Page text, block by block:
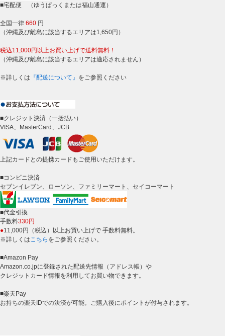
■宅配便 （ゆうぱっくまたは福山通運）
全国一律 660 円
（沖縄及び離島に該当するエリアは1,650円）
税込11,000円以上お買い上げで送料無料！
（沖縄及び離島に該当するエリアは適応されません）
※詳しくは 『配送について』 をご参照ください
■クレジット決済（一括払い）
VISA、MasterCard、JCB
上記カードとの提携カードもご使用いただけます。
■コンビニ決済
セブンイレブン、ローソン、ファミリーマート、セイコーマート
■代金引換
手数料330円
●11,000円（税込）以上お買い上げで 手数料無料。
※詳しくは こちら をご参照ください。
■Amazon Pay
Amazon.co.jpに登録された配送先情報（アドレス帳）や
クレジットカード情報を利用してお買い物できます。
■楽天Pay
お持ちの楽天IDでの決済が可能。ご購入後にポイントが付与されます。